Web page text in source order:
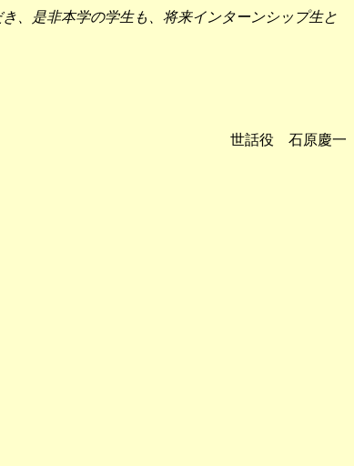
、是非本学の学生も、将来インターンシップ生と
世話役 石原慶一